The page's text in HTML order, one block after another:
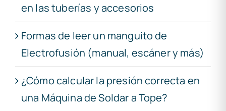
en las tuberías y accesorios
Formas de leer un manguito de
Electrofusión (manual, escáner y más)
¿Cómo calcular la presión correcta en
una Máquina de Soldar a Tope?